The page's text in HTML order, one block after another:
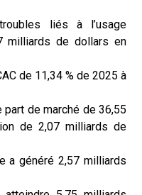
liés à l’usage
milliards de dollars en
de 11,34 % de 2025 à
part de marché de 36,55
de 2,07 milliards de
a généré 2,57 milliards